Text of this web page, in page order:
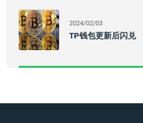
2024/02/03
TP钱包更新后闪兑